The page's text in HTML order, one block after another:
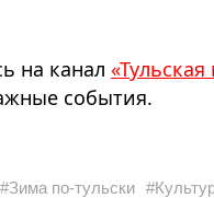
на канал
события.
#Зима по-тульски